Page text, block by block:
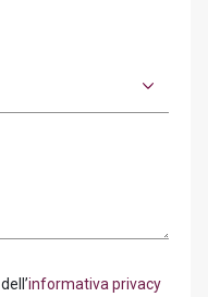
informativa privacy